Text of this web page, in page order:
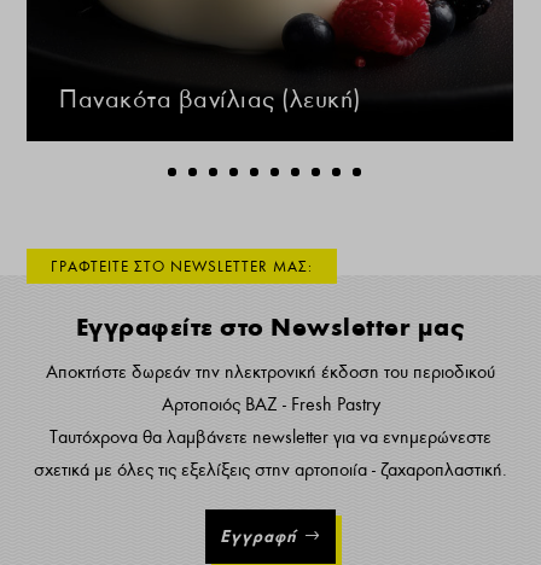
Πανακότα βανίλιας (λευκή)
ΓΡΑΦΤΕΙΤΕ ΣΤΟ NEWSLETTER ΜΑΣ:
Εγγραφείτε στο Newsletter μας
Αποκτήστε δωρεάν την ηλεκτρονική έκδοση του περιοδικού
Αρτοποιός ΒΑΖ - Fresh Pastry
Ταυτόχρονα θα λαμβάνετε newsletter για να ενημερώνεστε
σχετικά με όλες τις εξελίξεις στην αρτοποιία - ζαχαροπλαστική.
Εγγραφή